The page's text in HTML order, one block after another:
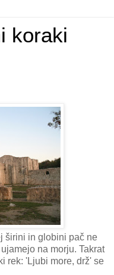
koraki
širini in globini pač ne
na morju. Takrat
rek: 'Ljubi more, drž' se